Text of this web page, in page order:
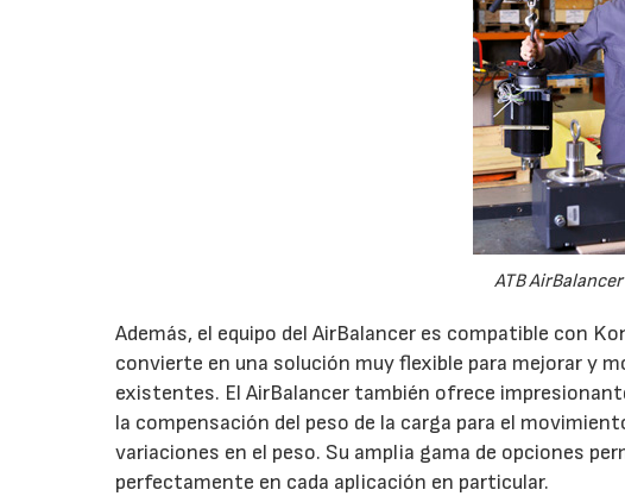
ATB
Además, el equipo del AirBalancer es compatible con
convierte en una solución muy flexible para mejorar y
existentes. El AirBalancer también ofrece
la compensación del peso de la carga para el
variaciones en el peso. Su amplia gama de opciones
perfectamente en cada aplicación en particular.